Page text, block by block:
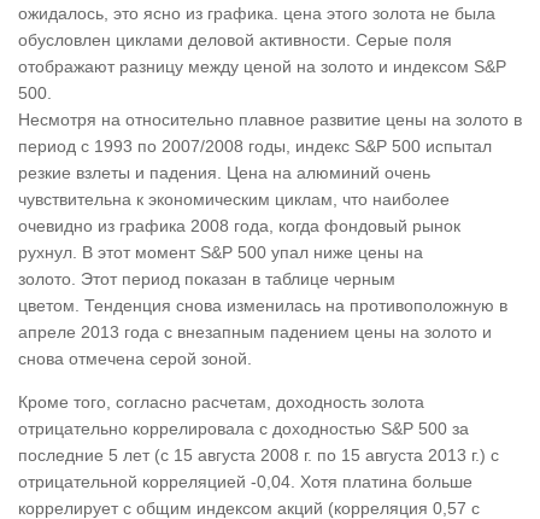
ожидалось, это ясно из графика. цена этого золота не была
обусловлен циклами деловой активности. Серые поля
отображают разницу между ценой на золото и индексом S&P
500.
Несмотря на относительно плавное развитие цены на золото в
период с 1993 по 2007/2008 годы, индекс S&P 500 испытал
резкие взлеты и падения. Цена на алюминий очень
чувствительна к экономическим циклам, что наиболее
очевидно из графика 2008 года, когда фондовый рынок
рухнул. В этот момент S&P 500 упал ниже цены на
золото. Этот период показан в таблице черным
цветом. Тенденция снова изменилась на противоположную в
апреле 2013 года с внезапным падением цены на золото и
снова отмечена серой зоной.
Кроме того, согласно расчетам, доходность золота
отрицательно коррелировала с доходностью S&P 500 за
последние 5 лет (с 15 августа 2008 г. по 15 августа 2013 г.) с
отрицательной корреляцией -0,04. Хотя платина больше
коррелирует с общим индексом акций (корреляция 0,57 с